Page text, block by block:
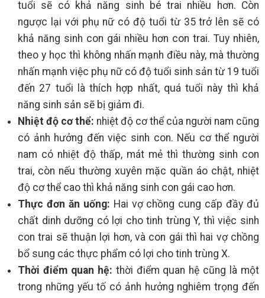
tuổi sẽ có khả năng sinh bé trai nhiều hơn. Còn
ngược lại với phụ nữ có độ tuổi từ 35 trở lên sẽ có
khả năng sinh con gái nhiều hơn con trai. Tuy nhiên,
theo y học thì không nhấn mạnh điều này, mà thường
nhấn mạnh việc phụ nữ có độ tuổi sinh sản từ 19 tuổi
đến 27 tuổi là thích hợp nhất, quá tuổi này thì khả
năng sinh sản sẽ bị giảm đi.
Nhiệt độ cơ thể: nhiệt độ cơ thể của người nam cũng
có ảnh hưởng đến việc sinh con. Nếu cơ thể người
nam có nhiệt độ thấp, mát mẻ thì thường sinh con
trai, còn nếu thường xuyên mặc quần áo chật, nhiệt
độ cơ thể cao thì khả năng sinh con gái cao hơn.
Thực đơn ăn uống: Hai vợ chồng cung cấp đầy đủ
chất dinh dưỡng có lợi cho tinh trùng Y, thì việc sinh
con trai sẽ thuận lợi hơn, và con gái thì hai vợ chồng
bổ sung các thực phẩm có lợi cho tinh trùng X.
Thời điểm quan hệ: thời điểm quan hệ cũng là một
trong những yếu tố có ảnh hưởng nghiêm trọng đến